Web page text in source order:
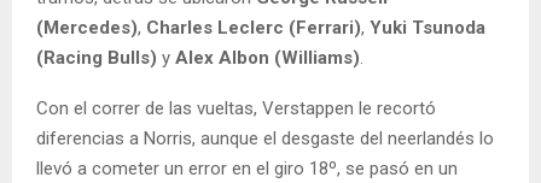
(Mercedes), Charles Leclerc (Ferrari), Yuki Tsunoda
(Racing Bulls) y Alex Albon (Williams).
Con el correr de las vueltas, Verstappen le recortó
diferencias a Norris, aunque el desgaste del neerlandés lo
llevó a cometer un error en el giro 18º, se pasó en un